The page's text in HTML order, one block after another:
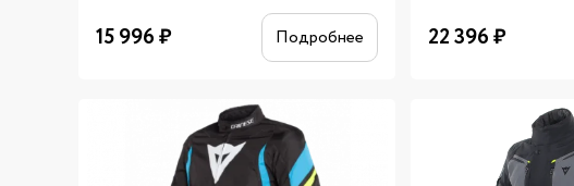
15 996₽ Подробнее 22 396₽